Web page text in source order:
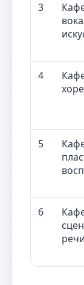
3
4
5
6
речи